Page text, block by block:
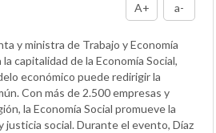
A+ a-
y ministra de Trabajo y Economía
capitalidad de la Economía Social,
económico puede redirigir la
Con más de 2.500 empresas y
la Economía Social promueve la
justicia social. Durante el evento, Díaz